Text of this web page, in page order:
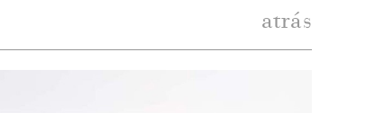
atrás